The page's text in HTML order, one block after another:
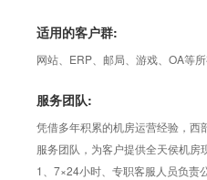
适用的客户群:
网站、ERP、邮局、游戏、OA等
服务团队:
凭借多年积累的机房运营经验，
服务团队，为客户提供全天侯机房
1、7×24小时、专职客服人员负责